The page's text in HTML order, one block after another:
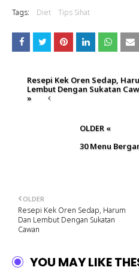
Tags: Diet Tips Sihat
Resepi Kek Oren Sedap,
Lembut Dengan Sukatan
»
OLDER «
30 Menu
OLDER
Resepi Kek Oren Sedap, Harum
Dan Lembut Dengan Sukatan
Cawan
YOU MAY LIKE